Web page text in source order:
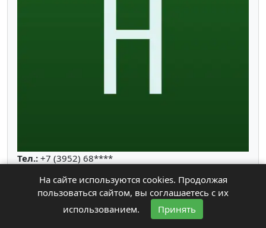
Тел.: +7 (3952) 68****
Красноармейская, 7
Режим работы:Пн: c 09:30-18:30, Вт: c 09:30-18:30,
Ср: c 09:30-18:30, Чт: c 09:30-18:30, Пт: c 09:30-18:30,
Сб: c 11:00-15:00, Вс: выходной. по
На сайте используются cookies. Продолжая
пользоваться сайтом, вы соглашаетесь с их
использованием.
Принять